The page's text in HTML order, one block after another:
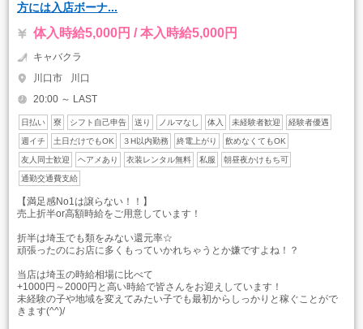
方には入店ボーナ...
体入時給5,000円 / 本入時給5,000円
キャバクラ
川口市
川口
20:00 ～ LAST
日払い 寮 シフト自己申告 送り ノルマなし 体入 未経験者歓迎 経験者優遇
週イチ 土日だけでもOK ３H以内勤務 終電上がり 飲めなくてもOK
友人同士歓迎 ヘアメあり 衣装レンタル無料 私服 朝昼夜かけもち可
通勤交通費支給
【満足感No1は譲らない！！】
売上折半or高額時給をご用意しています！
折半は埼玉でも類をみない還元率☆
頑張ったのにお店に多くもっていかれちゃうとか嫌ですよね！？
当店は埼玉の時給相場に比べて
+1000円～2000円と高い時給で皆さんをお迎えしています！
未経験の子や地域を変えてみたい子でも最初からしっかりと稼ぐことがで
きます(^^)/